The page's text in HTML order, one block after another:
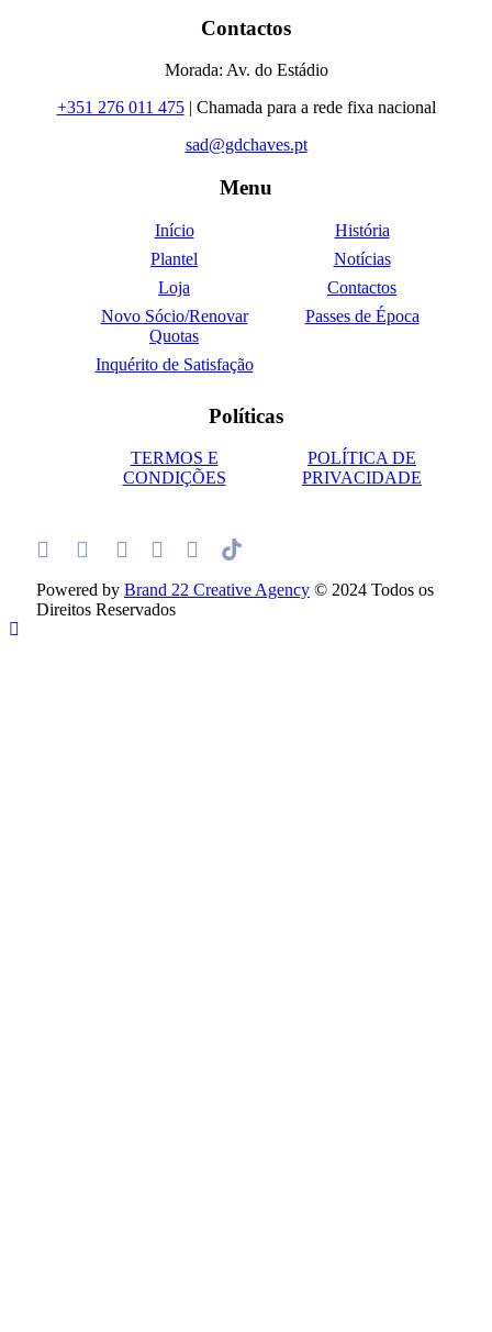
Contactos
Morada: Av. do Estádio
+351 276 011 475| Chamada para a rede fixa nacional
sad@gdchaves.pt
Menu
Início
História
Plantel
Notícias
Loja
Contactos
Novo Sócio/Renovar
Quotas
Passes de Época
Inquérito de Satisfação
Políticas
TERMOS E
CONDIÇÕES
POLÍTICA DE
PRIVACIDADE
Powered by Brand 22 Creative Agency © 2024 Todos os
Direitos Reservados